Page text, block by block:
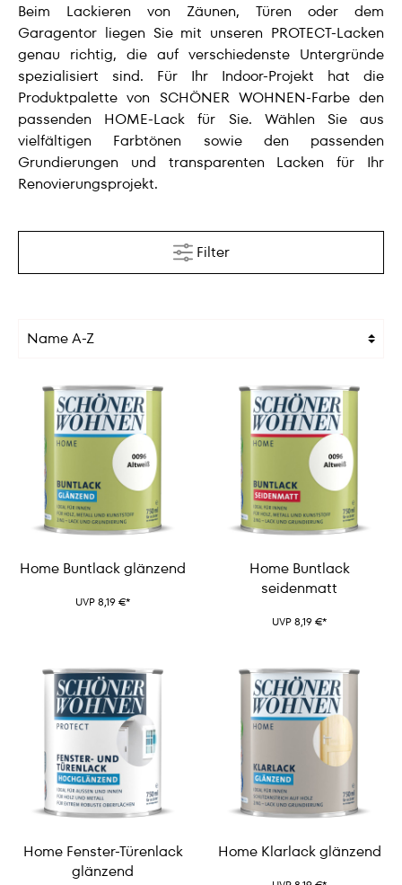
Beim Lackieren von Zäunen, Türen oder dem
Garagentor liegen Sie mit unseren PROTECT-Lacken
genau richtig, die auf verschiedenste Untergründe
spezialisiert sind. Für Ihr Indoor-Projekt hat die
Produktpalette von SCHÖNER WOHNEN-Farbe den
passenden HOME-Lack für Sie. Wählen Sie aus
vielfältigen Farbtönen sowie den passenden
Grundierungen und transparenten Lacken für Ihr
Renovierungsprojekt.
Filter
Home Buntlack glänzend
UVP 8,19 €*
Home Buntlack
seidenmatt
UVP 8,19 €*
Home Fenster-Türenlack
glänzend
Home Klarlack glänzend